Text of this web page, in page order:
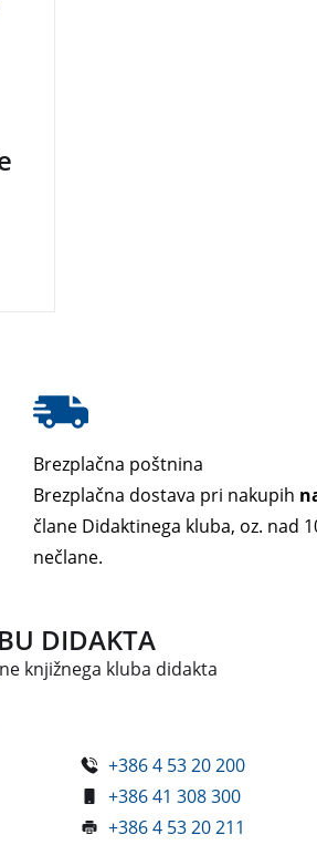
Brezplačna poštnina
Brezplačna dostava pri nakupih
člane Didaktinega kluba, oz. nad
nečlane.
DIDAKTA
knjižnega kluba didakta
+386 4 53 20 200
+386 41 308 300
+386 4 53 20 211